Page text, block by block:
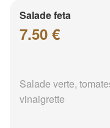
Salade feta
7.50 €
Salade verte,
vinaigrette